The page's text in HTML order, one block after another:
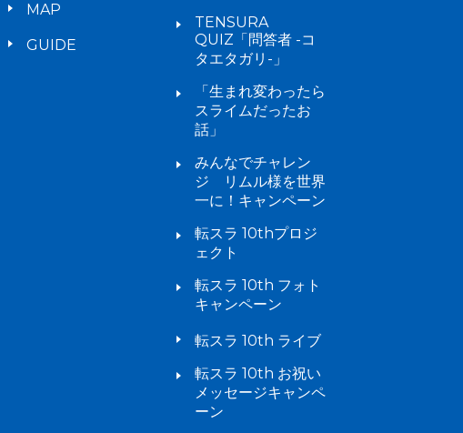
MAP
GUIDE
TENSURA
QUIZ「問答者 -コ
タエタガリ-」
「生まれ変わったら
スライムだったお
話」
みんなでチャレン
ジ リムル様を世界
一に！キャンペーン
転スラ 10thプロジ
ェクト
転スラ 10th フォト
キャンペーン
転スラ 10th ライブ
転スラ 10th お祝い
メッセージキャンペ
ーン